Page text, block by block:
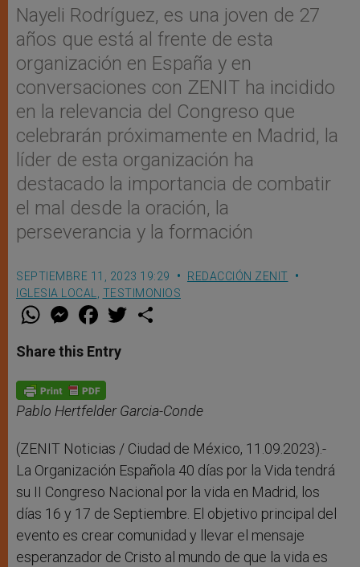
Nayeli Rodríguez, es una joven de 27
años que está al frente de esta
organización en España y en
conversaciones con ZENIT ha incidido
en la relevancia del Congreso que
celebrarán próximamente en Madrid, la
líder de esta organización ha
destacado la importancia de combatir
el mal desde la oración, la
perseverancia y la formación
SEPTIEMBRE 11, 2023 19:29
REDACCIÓN ZENIT
IGLESIA LOCAL
TESTIMONIOS
W
t
s
p
p
M
e
s
e
g
e
r
F
a
e
b
o
k
w
Share this Entry
Pablo Hertfelder Garcia-Conde
(ZENIT Noticias / Ciudad de México, 11.09.2023).-
La Organización Española 40 días por la Vida tendrá
su II Congreso Nacional por la vida en Madrid, los
días 16 y 17 de Septiembre. El objetivo principal del
evento es crear comunidad y llevar el mensaje
esperanzador de Cristo al mundo de que la vida es